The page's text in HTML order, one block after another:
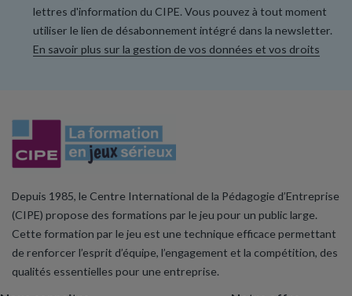
lettres d'information du CIPE. Vous pouvez à tout moment
utiliser le lien de désabonnement intégré dans la newsletter.
En savoir plus sur la gestion de vos données et vos droits
Depuis 1985, le Centre International de la Pédagogie d’Entreprise
(CIPE) propose des formations par le jeu pour un public large.
Cette formation par le jeu est une technique efficace permettant
de renforcer l’esprit d’équipe, l’engagement et la compétition, des
qualités essentielles pour une entreprise.